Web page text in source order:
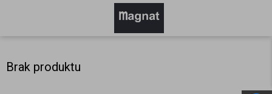
Brak produktu